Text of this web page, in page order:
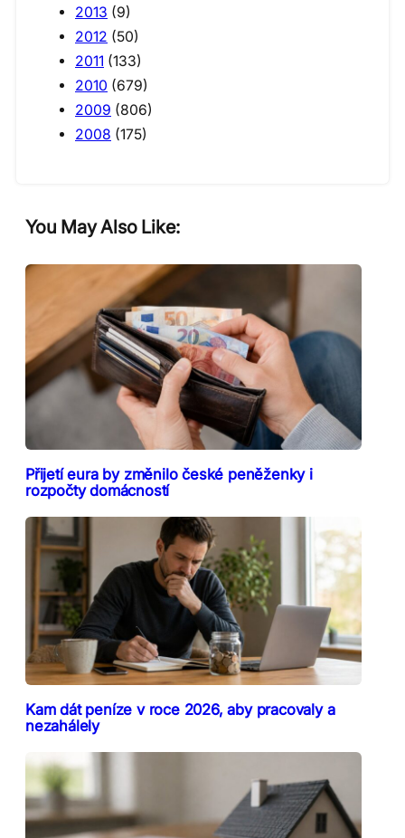
2013 (9)
2012 (50)
2011 (133)
2010 (679)
2009 (806)
2008 (175)
You May Also Like:
Přijetí eura by změnilo české peněženky i
rozpočty domácností
Kam dát peníze v roce 2026, aby pracovaly a
nezahálely